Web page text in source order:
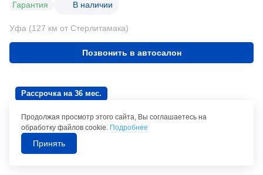
Гарантия В наличии
Уфа (127 км от Стерлитамака)
Позвонить в автосалон
Рассрочка на 36 мес.
Продолжая просмотр этого сайта, Вы соглашаетесь на
обработку файлов cookie. Подробнее
Принять